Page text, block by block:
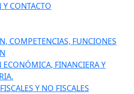
CONTACTO
COMPETENCIAS, FUNCIONES
FINANCIERA Y
Y NO FISCALES